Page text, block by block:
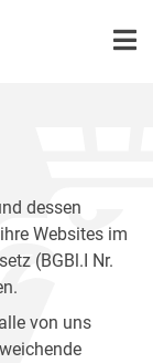
dessen
Websites im
(BGBl.I Nr.
von uns